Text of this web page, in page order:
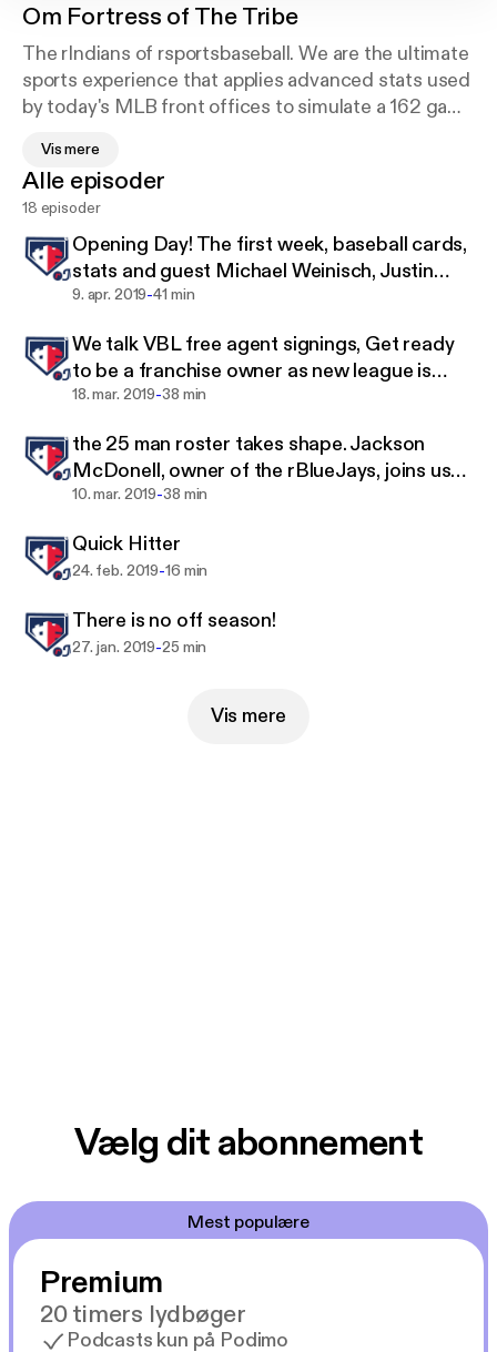
Om Fortress of The Tribe
The rIndians of rsportsbaseball. We are the ultimate
sports experience that applies advanced stats used
by today's MLB front offices to simulate a 162 game
one of 30 franchises for high end users who have
mastered all other leagues and thay compete like a
real MLB baseball GM. Support this podcast:
s://anchor.fm/rick-antinori/support
Vis mere
Alle episoder
18 episoder
Opening Day! The first week, baseball cards,
stats and guest Michael Weinisch, Justin
Stoudt
9. apr. 2019-41 min
We talk VBL free agent signings, Get ready
to be a franchise owner as new league is
coming and we have special guest Alec
18. mar. 2019-38 min
the 25 man roster takes shape. Jackson
McDonell, owner of the rBlueJays, joins us
once again with exciting news on rSports
10. mar. 2019-38 min
Quick Hitter
24. feb. 2019-16 min
There is no off season!
27. jan. 2019-25 min
Vis mere
Vælg dit abonnement
Mest populære
Premium
20 timers lydbøger
Podcasts kun på Podimo